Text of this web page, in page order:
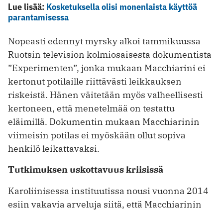
Lue lisää: Kosketuksella olisi monenlaista käyttöä
parantamisessa
Nopeasti edennyt myrsky alkoi tammikuussa
Ruotsin television kolmiosaisesta dokumentista
”Experimenten”, jonka mukaan Macchiarini ei
kertonut potilaille riittävästi leikkauksen
riskeistä. Hänen väitetään myös valheellisesti
kertoneen, että menetelmää on testattu
eläimillä. Dokumentin mukaan Macchiarinin
viimeisin potilas ei myöskään ollut sopiva
henkilö leikattavaksi.
Tutkimuksen uskottavuus kriisissä
Karoliinisessa instituutissa nousi vuonna 2014
esiin vakavia arveluja siitä, että Macchiarinin